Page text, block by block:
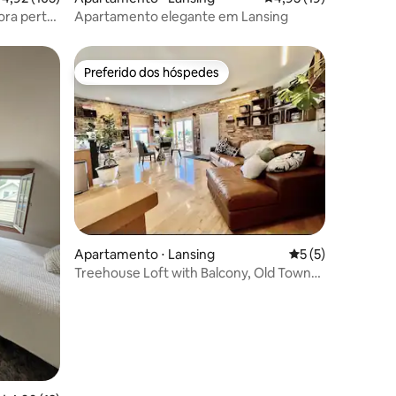
perto
Apartamento elegante em Lansing
Preferido dos hóspedes
Preferido dos hóspedes
Apartamento ⋅ Lansing 5 de uma
5 (5)
Treehouse Loft with Balcony, Old Town